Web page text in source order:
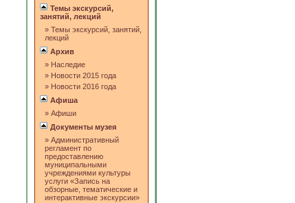
Темы экскурсий,
занятий, лекций
» Темы экскурсий, занятий,
лекций
Архив
» Наследие
» Новости 2015 года
» Новости 2016 года
Афиша
» Афиши
Документы музея
» Административный
регламент по
предоставлению
муниципальными
учреждениями культуры
услуги «Запись на
обзорные, тематические и
интерактивные экскурсии»